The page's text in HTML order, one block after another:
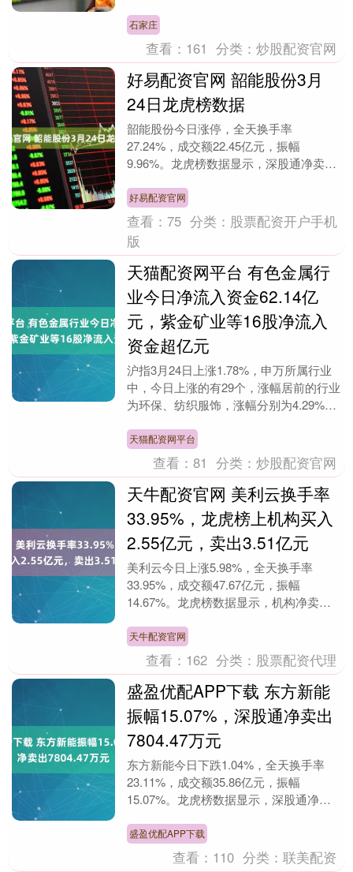
谱系障碍（A....
石家庄
查看： 161 分类：炒股配资官网
好易配资官网 韶能股份3月
24日龙虎榜数据
韶能股份今日涨停，全天换手率
27.24%，成交额22.45亿元，振幅
9.96%。龙虎榜数据显示，深股通净卖出
1.36亿元....
好易配资官网
查看：75 分类： 股票配资开户手机
版
天猫配资网平台 有色金属行
业今日净流入资金62.14亿
元，紫金矿业等16股净流入
资金超亿元
沪指3月24日上涨1.78%，申万所属行业
中，今日上涨的有29个，涨幅居前的行业
为环保、纺织服饰，涨幅分别为4.29%、
天猫配资网平台
查看：81 分类：炒股配资官网
天牛配资官网 美利云换手率
33.95%，龙虎榜上机构买入
2.55亿元，卖出3.51亿元
美利云今日上涨5.98%，全天换手率
33.95%，成交额47.67亿元，振幅
14.67%。龙虎榜数据显示，机构净卖出
天牛配资官网
查看： 162 分类： 股票配资代理
盛盈优配APP下载 东方新能
振幅15.07%，深股通净卖出
7804.47万元
东方新能今日下跌1.04%，全天换手率
23.11%，成交额35.86亿元，振幅
15.07%。龙虎榜数据显示，深股通净卖
出....
盛盈优配APP下载
查看： 110 分类：联美配资